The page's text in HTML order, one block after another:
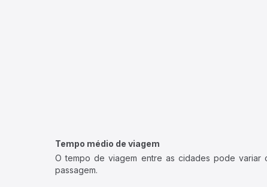
Tempo médio de viagem
O tempo de viagem entre as cidades pode variar
passagem.